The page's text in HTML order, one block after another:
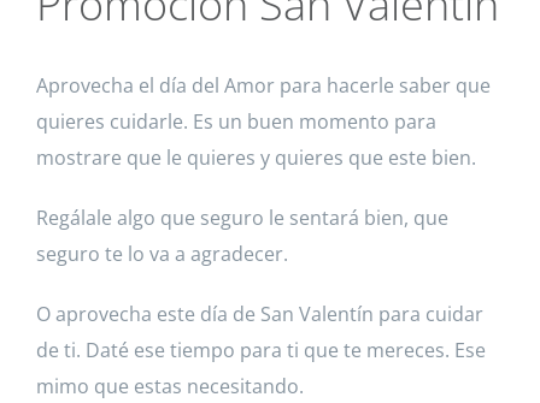
Aprovecha el día del Amor para hacerle saber que
quieres cuidarle. Es un buen momento para
mostrare que le quieres y quieres que este bien.
Regálale algo que seguro le sentará bien, que
seguro te lo va a agradecer.
O aprovecha este día de San Valentín para cuidar
de ti. Daté ese tiempo para ti que te mereces. Ese
mimo que estas necesitando.